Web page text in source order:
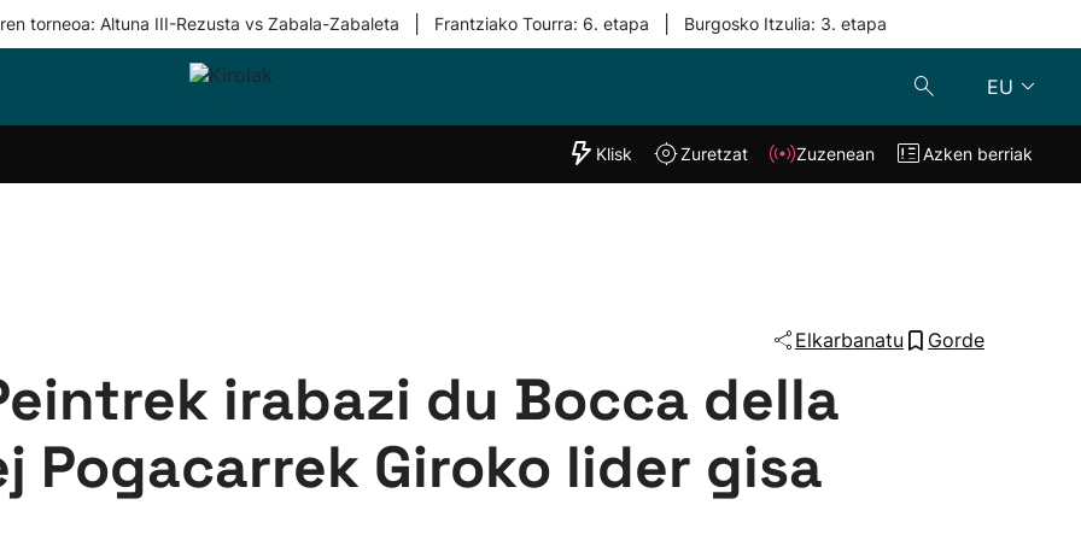
torneoa: Altuna III-Rezusta vs Zabala-Zabaleta Frantziako Tourra: 6. etapa Burgosko Itzulia: 3. etapa
EU
Taldeak
"Helmuga"
Klisk Zuzenean
Klisk Zuretzat Zuzenean Azken berriak
Elkarbanatu Gorde
irabazi du Bocca della
Pogacarrek Giroko lider gisa